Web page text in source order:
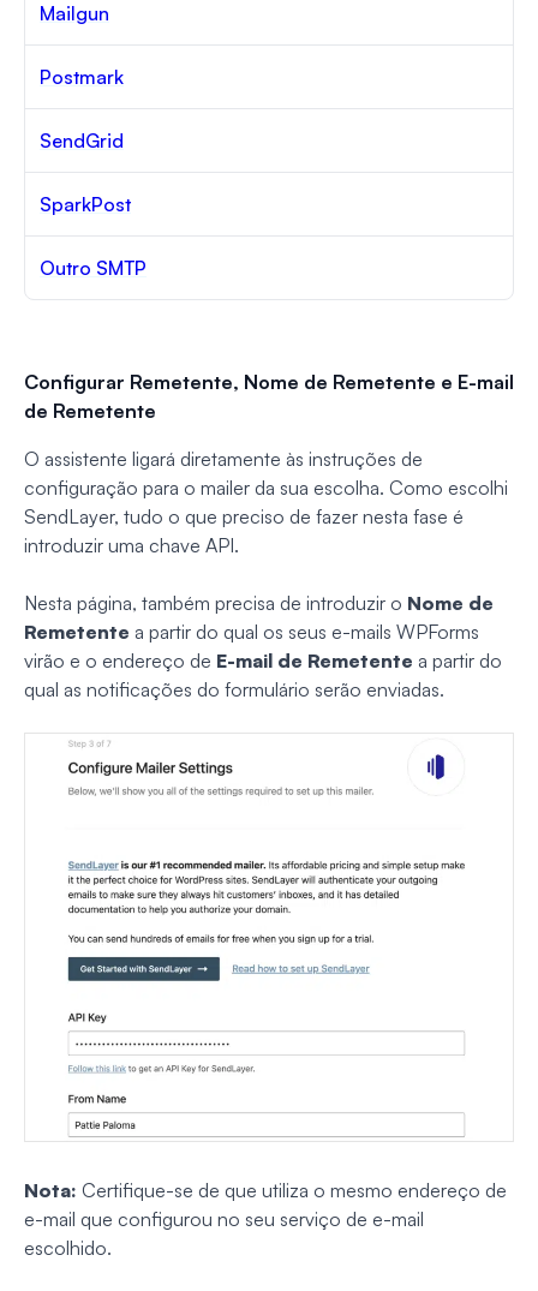
Mailgun
Postmark
SendGrid
SparkPost
Outro SMTP
Configurar Remetente, Nome de Remetente e E-mail
de Remetente
O assistente ligará diretamente às instruções de
configuração para o mailer da sua escolha. Como escolhi
SendLayer, tudo o que preciso de fazer nesta fase é
introduzir uma chave API.
Nesta página, também precisa de introduzir o Nome de
Remetente a partir do qual os seus e-mails WPForms
virão e o endereço de E-mail de Remetente a partir do
qual as notificações do formulário serão enviadas.
Nota: Certifique-se de que utiliza o mesmo endereço de
e-mail que configurou no seu serviço de e-mail
escolhido.